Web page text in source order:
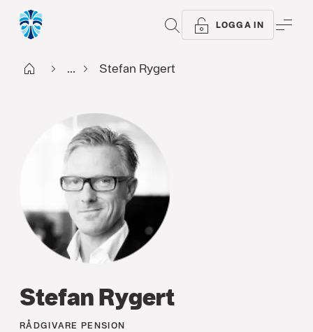
SÖK LOGGA IN
Start ... Stefan Rygert
Stefan Rygert
RÅDGIVARE PENSION